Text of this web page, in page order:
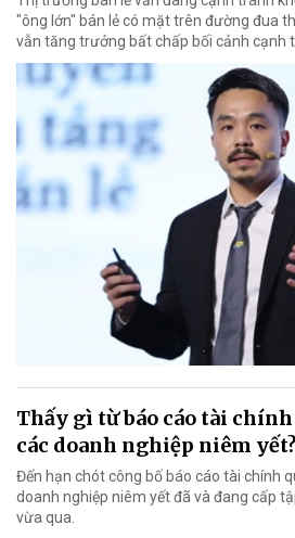
"ông lớn" bán lẻ có mặt trên đường đua
vẫn tăng trưởng bất chấp bối cảnh cạnh
Thấy gì từ báo cáo tài
các doanh nghiệp niêm yết?
Đến hạn chót công bố báo cáo tài chính
doanh nghiệp niêm yết đã và đang cấp
vừa qua.